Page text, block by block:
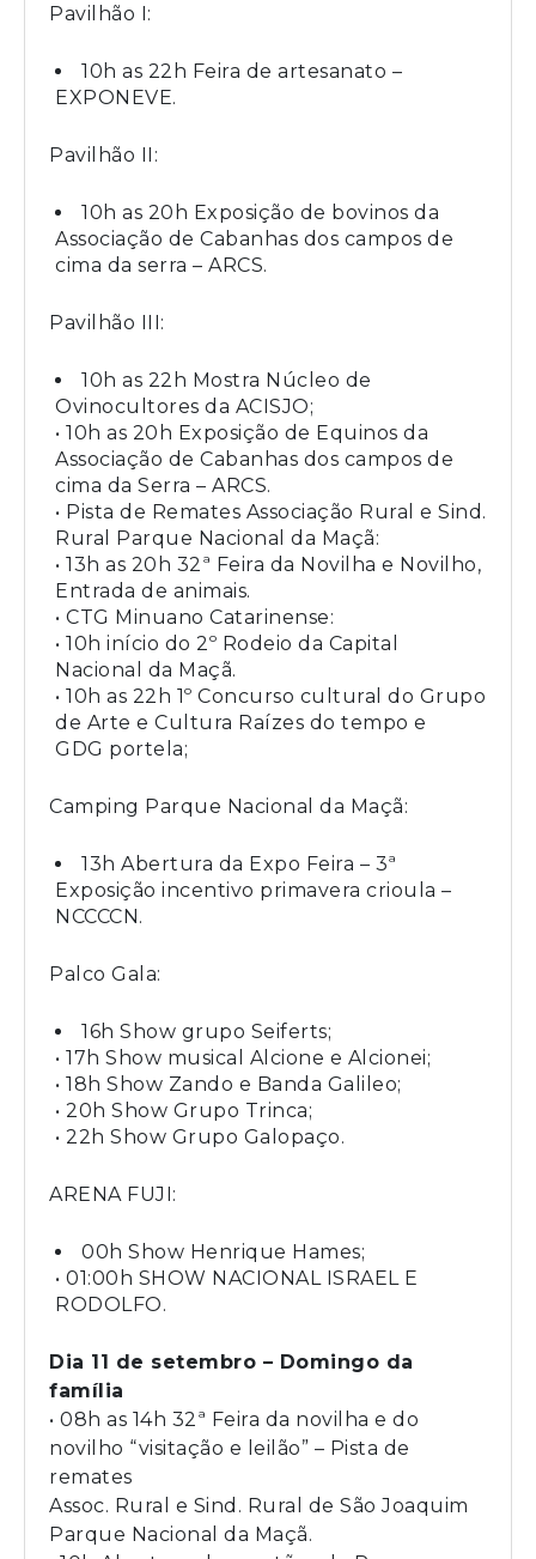
Pavilhão I:
10h as 22h Feira de artesanato –
EXPONEVE.
Pavilhão II:
10h as 20h Exposição de bovinos da
Associação de Cabanhas dos campos de
cima da serra – ARCS.
Pavilhão III:
10h as 22h Mostra Núcleo de
Ovinocultores da ACISJO;
• 10h as 20h Exposição de Equinos da
Associação de Cabanhas dos campos de
cima da Serra – ARCS.
• Pista de Remates Associação Rural e Sind.
Rural Parque Nacional da Maçã:
• 13h as 20h 32ª Feira da Novilha e Novilho,
Entrada de animais.
• CTG Minuano Catarinense:
• 10h início do 2º Rodeio da Capital
Nacional da Maçã.
• 10h as 22h 1º Concurso cultural do Grupo
de Arte e Cultura Raízes do tempo e
GDG portela;
Camping Parque Nacional da Maçã:
13h Abertura da Expo Feira – 3ª
Exposição incentivo primavera crioula –
NCCCCN.
Palco Gala:
16h Show grupo Seiferts;
• 17h Show musical Alcione e Alcionei;
• 18h Show Zando e Banda Galileo;
• 20h Show Grupo Trinca;
• 22h Show Grupo Galopaço.
ARENA FUJI:
00h Show Henrique Hames;
• 01:00h SHOW NACIONAL ISRAEL E
RODOLFO.
Dia 11 de setembro – Domingo da
família
• 08h as 14h 32ª Feira da novilha e do
novilho “visitação e leilão” – Pista de
remates
Assoc. Rural e Sind. Rural de São Joaquim
Parque Nacional da Maçã.